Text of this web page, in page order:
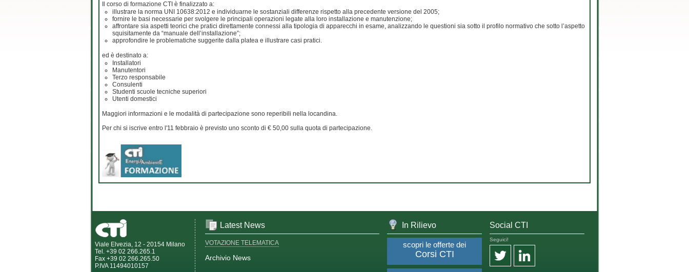
Il corso di formazione CTI è finalizzato a:
illustrare la norma UNI 10638:2012 e individuarne le sostanziali differenze rispetto alla precedente versione del 2005;
fornire le basi necessarie per svolgere le principali operazioni legate alla loro installazione e manutenzione;
affrontare sia aspetti teorici che pratici direttamente connessi alla tipologia di apparecchi in esame, analizzando le questioni sia sotto il profilo normativo che sotto l’aspetto
squisitamente da “manuale dell’installazione”;
approfondire le problematiche suggerite dalla platea e illustrare casi pratici.
ed è destinato a:
Installatori
Manutentori
Terzo responsabile
Consulenti
Studenti scuole tecniche superiori
Utenti domestici
Maggiori informazioni e le modalità di partecipazione sono reperibili nella locandina.
Per chi si iscrive entro l'11 febbraio è previsto uno sconto di € 50,00 sulla quota di partecipazione.
Viale Elvezia, 12 - 20154 Milano
Tel. +39 02 266.265.1
Fax +39 02 266.265.50
P.IVA 11494010157
Latest News
VOTAZIONE TELEMATICA
Archivio News
In Rilievo
scopri le offerte dei
Corsi CTI
Social CTI
Seguici!